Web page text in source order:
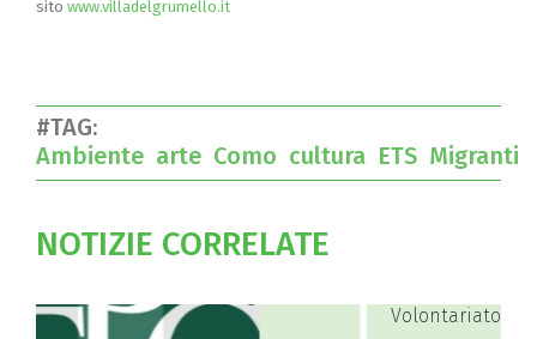
sito www.villadelgrumello.it
#TAG:
Ambiente arte Como cultura ETS Migranti
NOTIZIE CORRELATE
Volontariato nell’ambiente e con gli animali